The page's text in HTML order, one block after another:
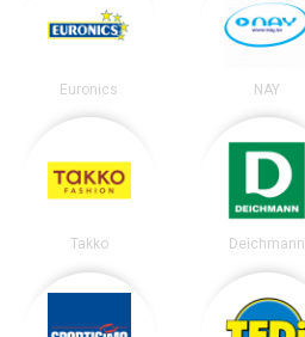
Euronics NAY
Takko Deichmann